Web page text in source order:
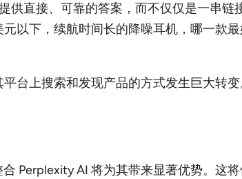
供直接、可靠的答案，而不仅仅是一串
以下，续航时间长的降噪耳机，哪一款
台上搜索和发现产品的方式发生巨大转
Perplexity AI 将为其带来显著优势。这